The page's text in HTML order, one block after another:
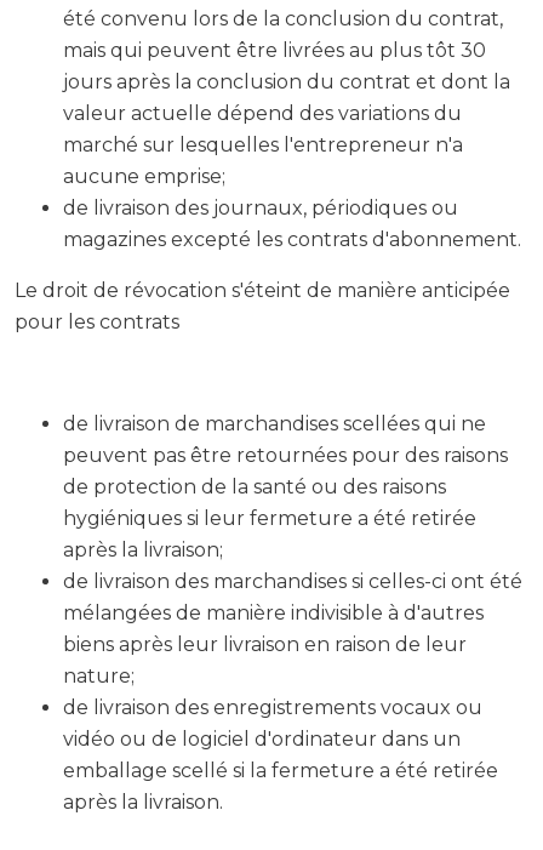
été convenu lors de la conclusion du contrat,
mais qui peuvent être livrées au plus tôt 30
jours après la conclusion du contrat et dont la
valeur actuelle dépend des variations du
marché sur lesquelles l'entrepreneur n'a
aucune emprise;
de livraison des journaux, périodiques ou
magazines excepté les contrats d'abonnement.
Le droit de révocation s'éteint de manière anticipée
pour les contrats
de livraison de marchandises scellées qui ne
peuvent pas être retournées pour des raisons
de protection de la santé ou des raisons
hygiéniques si leur fermeture a été retirée
après la livraison;
de livraison des marchandises si celles-ci ont été
mélangées de manière indivisible à d'autres
biens après leur livraison en raison de leur
nature;
de livraison des enregistrements vocaux ou
vidéo ou de logiciel d'ordinateur dans un
emballage scellé si la fermeture a été retirée
après la livraison.